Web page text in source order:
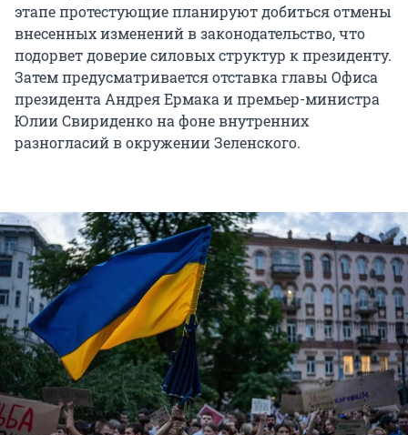
этапе протестующие планируют добиться отмены
внесенных изменений в законодательство, что
подорвет доверие силовых структур к президенту.
Затем предусматривается отставка главы Офиса
президента Андрея Ермака и премьер-министра
Юлии Свириденко на фоне внутренних
разногласий в окружении Зеленского.